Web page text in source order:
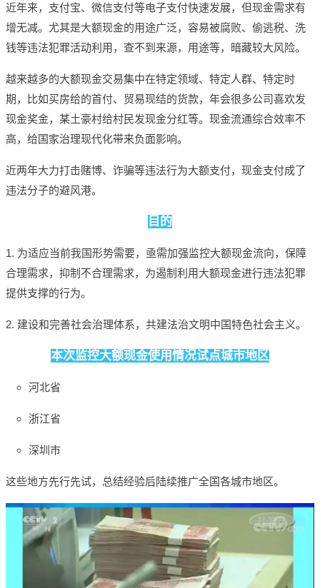
近年来，支付宝、微信支付等电子支付快速发展，但现金需求有
增无减。 尤其是大额现金的用途广泛，容易被腐败、偷逃税、洗
钱等违法犯罪活动利用，查不到来源，用途等，暗藏较大风险。
越来越多的大额现金交易集中在特定领域、特定人群、特定时
期，比如买房给的首付、贸易现结的货款，年会很多公司喜欢发
现金奖金，某土豪村给村民发现金分红等。 现金流通综合效率不
高，给国家治理现代化带来负面影响。
近两年大力打击赌博、诈骗等违法行为大额支付，现金支付成了
违法分子的避风港。
目的
1. 为适应当前我国形势需要，亟需加强监控大额现金流向，保障
合理需求，抑制不合理需求，为遏制利用大额现金进行违法犯罪
提供支撑的行为。
2. 建设和完善社会治理体系，共建法治文明中国特色社会主义。
本次监控大额现金使用情况试点城市地区
河北省
浙江省
深圳市
这些地方先行先试，总结经验后陆续推广全国各城市地区。